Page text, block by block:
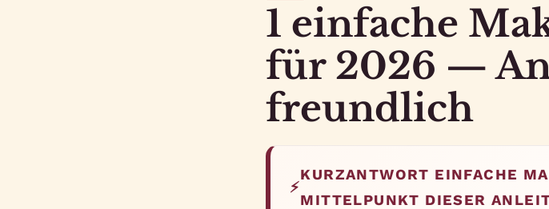
1 einfache
für 2026 —
freundlich
⚡
KURZANTWORT EINFACHE
MITTELPUNKT DIESER